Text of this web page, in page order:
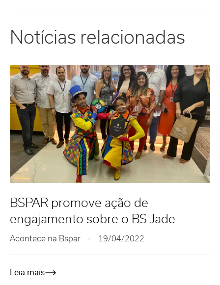
Notícias relacionadas
BSPAR promove ação de
engajamento sobre o BS Jade
Acontece na Bspar 19/04/2022
Leia mais